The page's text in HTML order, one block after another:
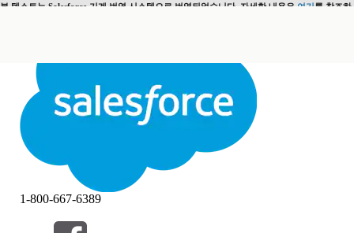
본 텍스트는 Salesforce 기계 번역 시스템으로 번역되었습니다. 자세한 내용은 여기를 참조하
닫기닫기
1-800-667-6389